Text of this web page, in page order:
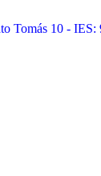
Tomás 10 -